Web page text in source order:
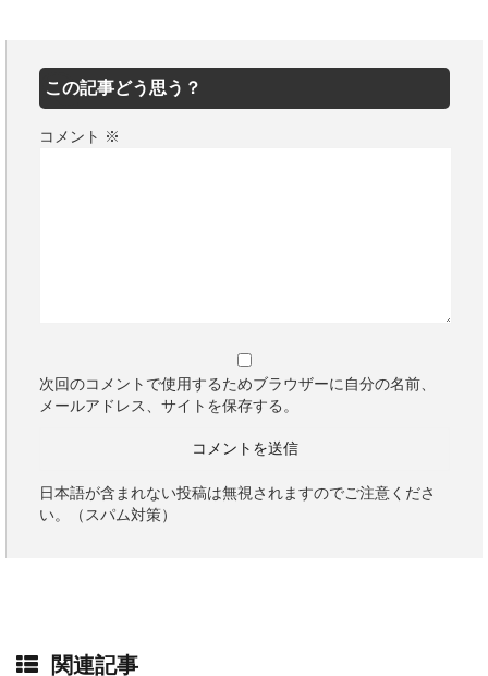
この記事どう思う？
コメント ※
次回のコメントで使用するためブラウザーに自分の名前、
メールアドレス、サイトを保存する。
日本語が含まれない投稿は無視されますのでご注意くださ
い。（スパム対策）
関連記事